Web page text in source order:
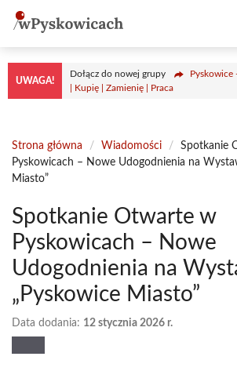
Przejdź
treści
UWAGA!
Dołącz do nowej grupy
Pyskowice
| Kupię | Zamienię | Praca
Strona główna / Wiadomości /
Spotkanie
Pyskowicach – Nowe Udogodnienia na
Miasto”
Spotkanie Otwarte w
Pyskowicach – Nowe
Udogodnienia na
„Pyskowice Miasto”
Data dodania: 12 stycznia 2026 r.